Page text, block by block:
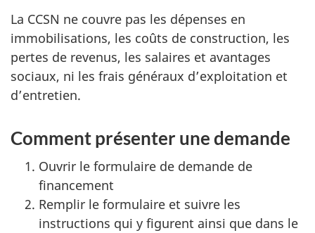
La CCSN ne couvre pas les dépenses en
immobilisations, les coûts de construction, les
pertes de revenus, les salaires et avantages
sociaux, ni les frais généraux d’exploitation et
d’entretien.
Comment présenter une demande
Ouvrir le formulaire de demande de
financement
Remplir le formulaire et suivre les
instructions qui y figurent ainsi que dans le